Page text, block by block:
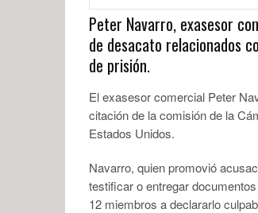
Peter Navarro, exasesor
de desacato relacionados
de prisión.
El exasesor comercial Peter
citación de la comisión de la
Estados Unidos.
Navarro, quien promovió
testificar o entregar
12 miembros a declararlo